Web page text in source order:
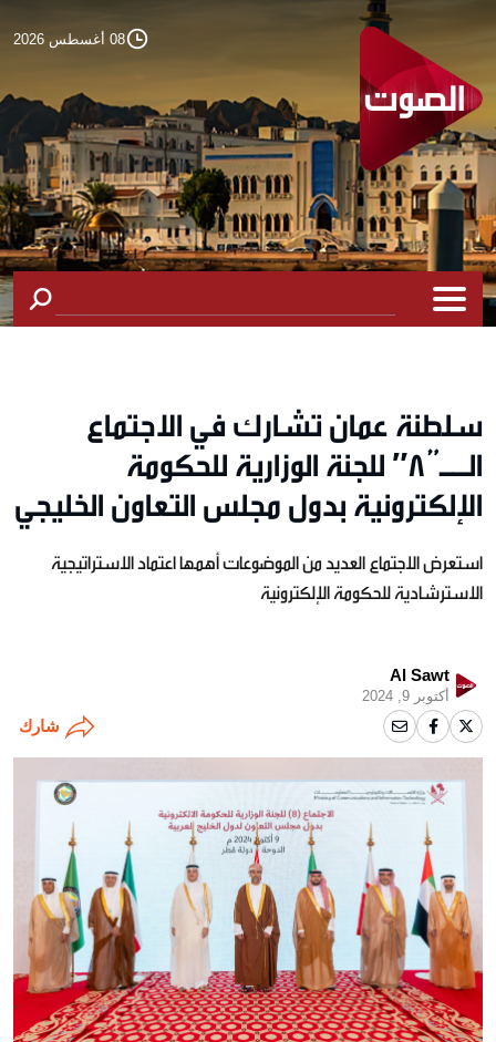
08 أغسطس 2026
سلطنة عمان تشارك في الاجتماع
الــ”8″ للجنة الوزارية للحكومة
الإلكترونية بدول مجلس التعاون الخليجي
استعرض الاجتماع العديد من الموضوعات أهمها اعتماد الاستراتيجية
الاسترشادية للحكومة الإلكترونية
Al Sawt
أكتوبر 9, 2024
شارك